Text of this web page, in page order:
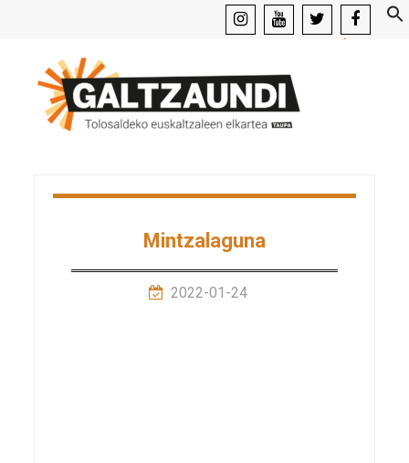
facebook
Mintzalaguna
2022-01-24